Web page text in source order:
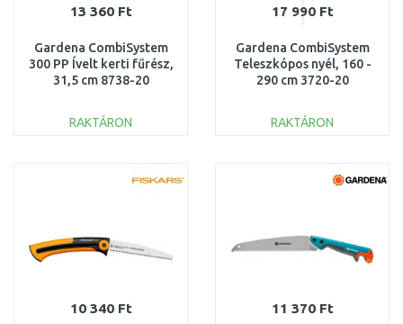
13 360 Ft
Gardena CombiSystem
300 PP Ívelt kerti fűrész,
31,5 cm 8738-20
RAKTÁRON
Összehasonlítás
17 990 Ft
Gardena CombiSystem
Teleszkópos nyél, 160 -
290 cm 3720-20
RAKTÁRON
Összehasonlítás
10 340 Ft 11 370 Ft